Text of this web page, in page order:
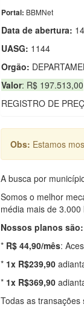
Portal: BBMNet
Data de abertura:
UASG: 1144
Orgão:
Valor: R$ 197.513,00
REGISTRO DE
Obs: Estamos
A busca por
Somos o melhor
média mais de
Nossos planos são:
* R$ 44,90/mês:
* 1x R$239,90
* 1x R$369,90
Todas as